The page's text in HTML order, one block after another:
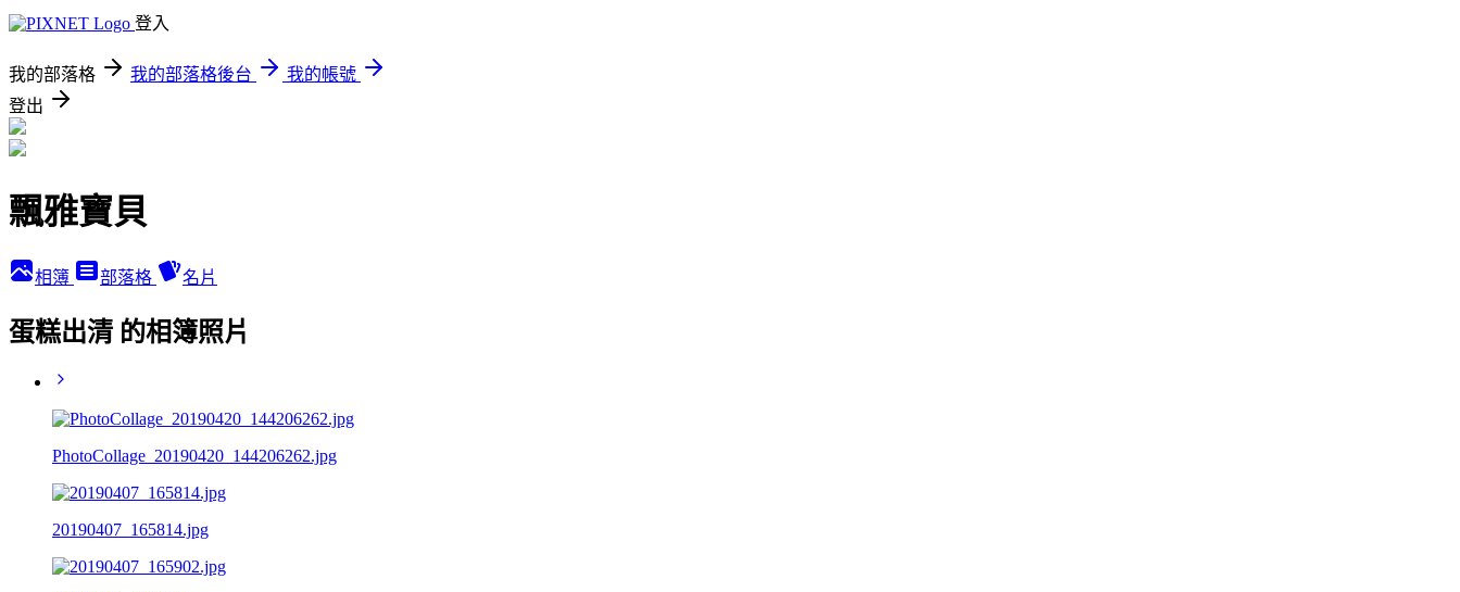
登入
我的部落格 我的部落格後台
我的帳號
登出
飄雅寶貝
相簿 部落格 名片
蛋糕出清 的相簿照片
PhotoCollage_20190420_144206262.jpg
20190407_165814.jpg